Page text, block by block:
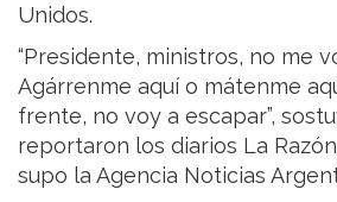
Unidos.
“Presidente, ministros, no me
Agárrenme aquí o mátenme
frente, no voy a escapar”,
reportaron los diarios La
supo la Agencia Noticias